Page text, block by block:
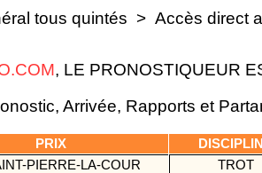
tous quintés > Accès direct
, LE PRONOSTIQUEUR
Arrivée, Rapports et
PRIX
PIERRE-LA-COUR
TROT